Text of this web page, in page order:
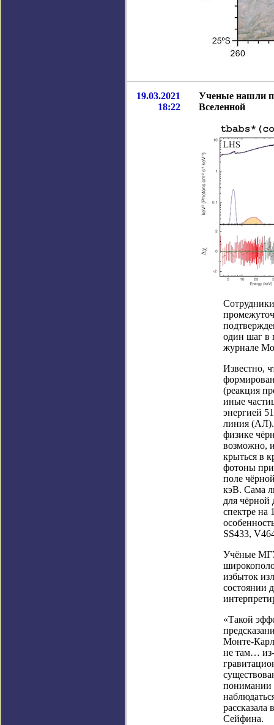
19.03.2021
18:22
Ученые нашли
Вселенной
один шаг в
журнале
Известно,
(реакция
иные
энергией
линия (АЛ).
физике
возможно,
крыться в
фотоны при
поле
кэВ. Сама
для чёрной
спектре на
SS433,
Учёные
избыток
состоянии
«Такой
Монте-
не там… из-
понимании
Сейфина.